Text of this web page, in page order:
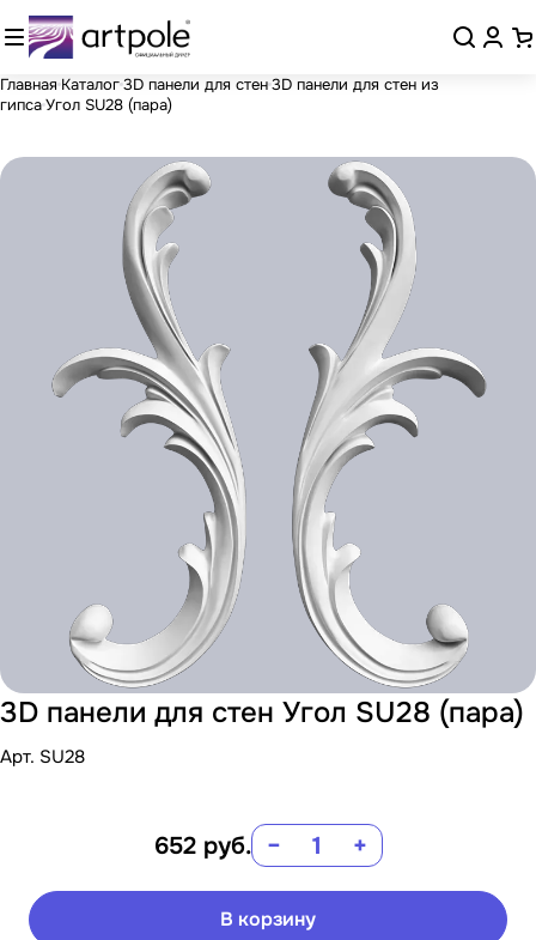
Главная Каталог3D панели для стен3D панели для стен из
гипсаУгол SU28 (пара)
3D панели для стен Угол SU28 (пара)
Арт. SU28
652 руб. − +
В корзину